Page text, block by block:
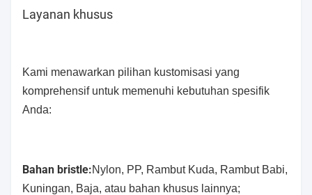
Layanan khusus
Kami menawarkan pilihan kustomisasi yang
komprehensif untuk memenuhi kebutuhan spesifik
Anda:
Bahan bristle:Nylon, PP, Rambut Kuda, Rambut Babi,
Kuningan, Baja, atau bahan khusus lainnya;